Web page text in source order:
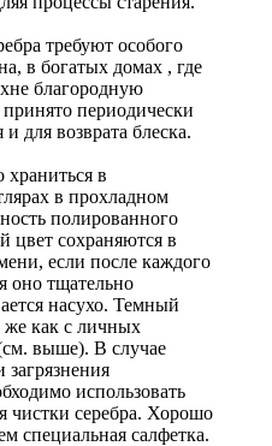
требуют особого
в богатых домах , где
благородную
периодически
для возврата блеска.
храниться в
в прохладном
полированного
цвет сохраняются в
если после каждого
оно тщательно
насухо. Темный
же как с личных
выше). В случае
использовать
чистки серебра. Хорошо
специальная салфетка.